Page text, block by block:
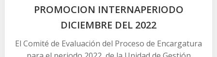
PROMOCION INTERNAPERIODO
DICIEMBRE DEL 2022
El Comité de Evaluación del Proceso de Encargatura